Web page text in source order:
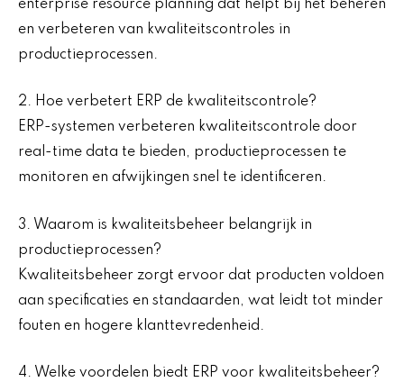
enterprise resource planning dat helpt bij het beheren
en verbeteren van kwaliteitscontroles in
productieprocessen.
2. Hoe verbetert ERP de kwaliteitscontrole?
ERP-systemen verbeteren kwaliteitscontrole door
real-time data te bieden, productieprocessen te
monitoren en afwijkingen snel te identificeren.
3. Waarom is kwaliteitsbeheer belangrijk in
productieprocessen?
Kwaliteitsbeheer zorgt ervoor dat producten voldoen
aan specificaties en standaarden, wat leidt tot minder
fouten en hogere klanttevredenheid.
4. Welke voordelen biedt ERP voor kwaliteitsbeheer?